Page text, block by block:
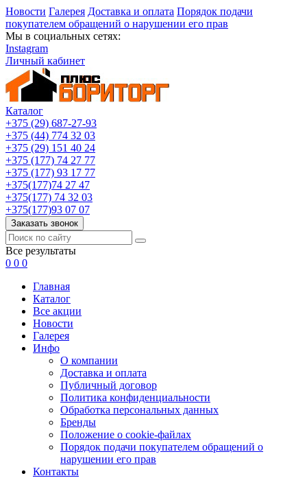
Новости Галерея Доставка и оплата Порядок подачи
покупателем обращений о нарушении его прав
Мы в социальных сетях:
Instagram
Личный кабинет
Каталог
+375 (29) 687-27-93
+375 (44) 774 32 03
+375 (29) 151 40 24
+375 (177) 74 27 77
+375 (177) 93 17 77
+375(177)74 27 47
+375(177) 74 32 03
+375(177)93 07 07
Заказать звонок
Все результаты
0 0 0
Главная
Каталог
Все акции
Новости
Галерея
Инфо
О компании
Доставка и оплата
Публичный договор
Политика конфиденциальности
Обработка персональных данных
Бренды
Положение о cookie-файлах
Порядок подачи покупателем обращений о
нарушении его прав
Контакты